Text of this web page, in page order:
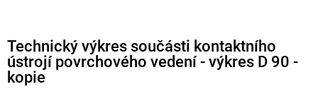
Technický výkres součásti kontaktního
ústrojí povrchového vedení - výkres D 90 -
kopie